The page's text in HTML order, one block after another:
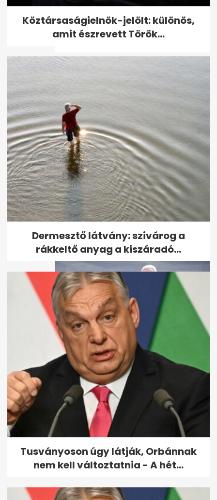
Választás 2026: Kétharmadon
a Tisza - mutatjuk, hogyan
alakulnak a...
Iráni rakétacsapás érte Dubaj
legdrágább negyedét, a The...
Orbánék jachton írt győzelmi
tervében nincs helye Sulyok...
Köztársaságielnök-jelölt: különös,
amit észrevett Török...
Dermesztő látvány: szivárog a
rákkeltő anyag a kiszáradó...
Tusványoson úgy látják, Orbánnak
nem kell változtatnia - A hét...